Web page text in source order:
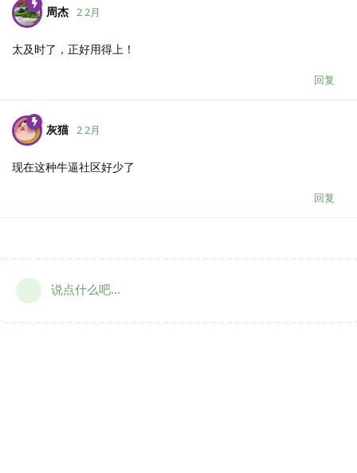
周杰 2 2月
太及时了，正好用得上！
回复
灰猫 2 2月
现在这种牛逼社区好少了
回复
说点什么吧...